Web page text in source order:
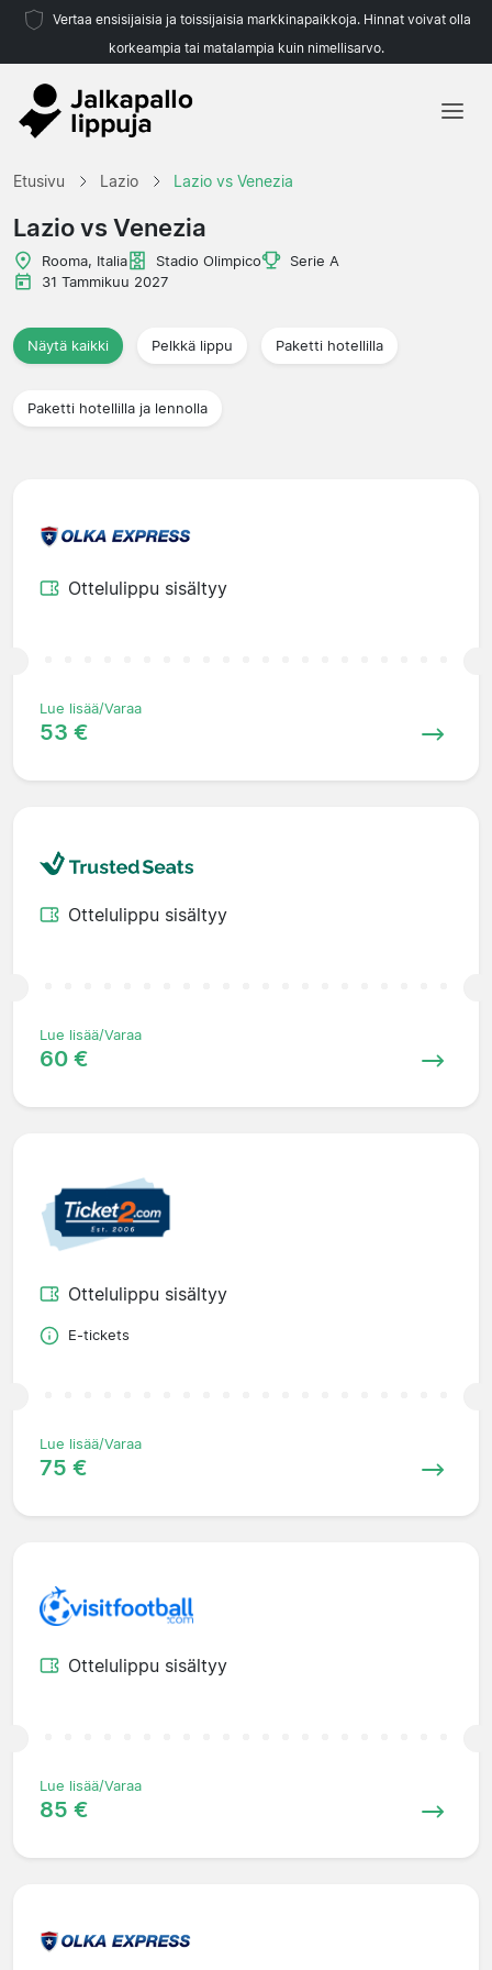
Vertaa ensisijaisia ja toissijaisia markkinapaikkoja. Hinnat voivat olla
korkeampia tai matalampia kuin nimellisarvo.
Etusivu Lazio Lazio vs Venezia
Lazio vs Venezia
Rooma, Italia Stadio Olimpico
Serie A
31 Tammikuu 2027
Näytä kaikki Pelkkä lippu Paketti hotellilla
Paketti hotellilla ja lennolla
Ottelulippu sisältyy
Lue lisää/Varaa
53 €
Ottelulippu sisältyy
Lue lisää/Varaa
60 €
Ottelulippu sisältyy
E-tickets
Lue lisää/Varaa
75 €
Ottelulippu sisältyy
Lue lisää/Varaa
85 €